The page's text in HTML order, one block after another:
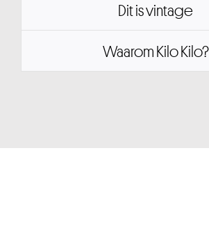
Dit is vintage
Waarom Kilo Kilo?